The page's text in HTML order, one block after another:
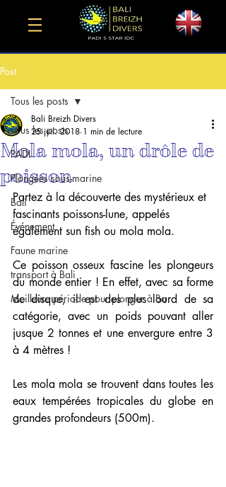
Post
Tous les posts
PADI
Plongées sous-marine
Bali
Événement
Faune marine
transport à Bali
Meilleure période pour plonger à Ba
Tous les posts
Mola mola, un drôle de
poisson
Bali Breizh Divers
25 juil. 2018 1 min de lecture
Partez à la découverte des mystérieux et
fascinants poissons-lune, appelés
également sun fish ou mola mola.
Ce poisson osseux fascine les plongeurs
du monde entier ! En effet, avec sa forme
de disque, il est des plus lourd de sa
catégorie, avec un poids pouvant aller
jusque 2 tonnes et une envergure entre 3
à 4 mètres !
Les mola mola se trouvent dans toutes les
eaux tempérées tropicales du globe en
grandes profondeurs (500m).